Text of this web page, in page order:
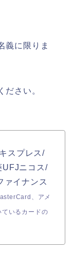
義に限りま
ださい。
スプレス/
UFJニコス/
ァイナンス
、アメ
ているカードの